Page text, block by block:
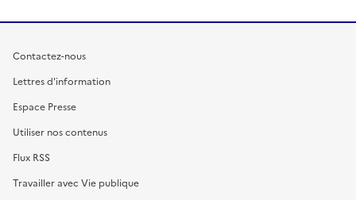
Contactez-nous
Lettres d'information
Espace Presse
Utiliser nos contenus
Flux RSS
Travailler avec Vie publique